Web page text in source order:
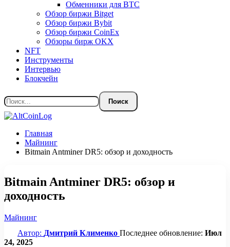
Обменники для BTC
Обзор биржи Bitget
Обзор биржи Bybit
Обзор биржи CoinEx
Обзоры бирж OKX
NFT
Инструменты
Интервью
Блокчейн
Главная
Майнинг
Bitmain Antminer DR5: обзор и доходность
Bitmain Antminer DR5: обзор и
доходность
Майнинг
Автор: Дмитрий Клименко Последнее обновление: Июл
24, 2025